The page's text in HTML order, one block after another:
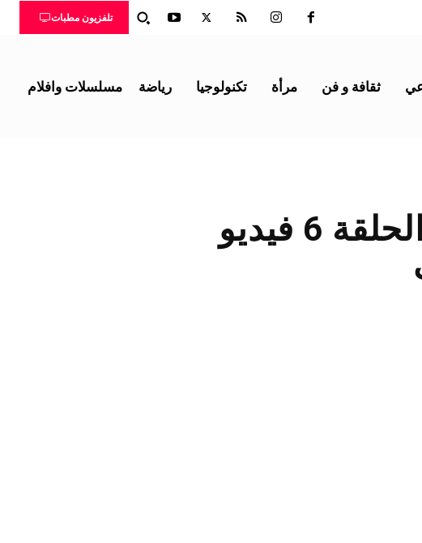
تلفزيون مطبات
ثقافة و فن مرأة تكنولوجيا رياضة مسلسلات وافلام
مشاهدة مسلسل سفاح الجيزة الحلقة 6 فيديو